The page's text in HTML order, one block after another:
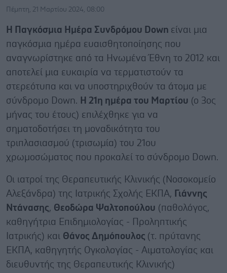
Πέμπτη, 21 Μαρτίου 2024, 08:00
Η Παγκόσμια Ημέρα Συνδρόμου Down είναι μια
παγκόσμια ημέρα ευαισθητοποίησης που
αναγνωρίστηκε από τα Ηνωμένα Έθνη το 2012 και
αποτελεί μια ευκαιρία να τερματιστούν τα
στερεότυπα και να υποστηριχθούν τα άτομα με
σύνδρομο Down. Η 21η ημέρα του Μαρτίου (ο 3ος
μήνας του έτους) επιλέχθηκε για να
σηματοδοτήσει τη μοναδικότητα του
τριπλασιασμού (τρισωμία) του 21ου
χρωμοσώματος που προκαλεί το σύνδρομο Down.
Οι ιατροί της Θεραπευτικής Κλινικής (Νοσοκομείο
Αλεξάνδρα) της Ιατρικής Σχολής ΕΚΠΑ, Γιάννης
Ντάνασης, Θεοδώρα Ψαλτοπούλου (παθολόγος,
καθηγήτρια Επιδημιολογίας - Προληπτικής
Ιατρικής) και Θάνος Δημόπουλος (τ. πρύτανης
ΕΚΠΑ, καθηγητής Ογκολογίας - Αιματολογίας και
διευθυντής της Θεραπευτικής Κλινικής)